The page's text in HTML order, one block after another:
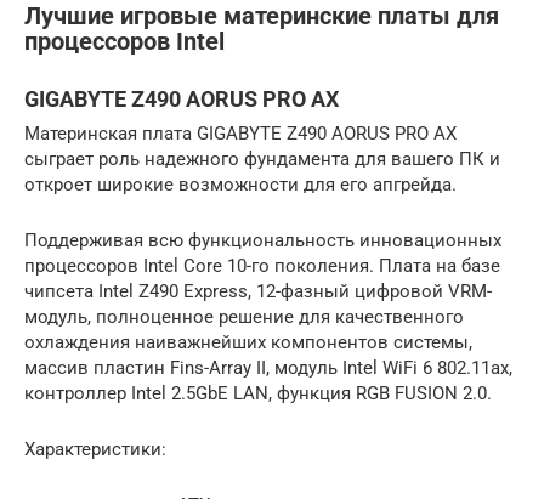
Лучшие игровые материнские платы для
процессоров Intel
GIGABYTE Z490 AORUS PRO AX
Материнская плата GIGABYTE Z490 AORUS PRO AX
сыграет роль надежного фундамента для вашего ПК и
откроет широкие возможности для его апгрейда.
Поддерживая всю функциональность инновационных
процессоров Intel Core 10-го поколения. Плата на базе
чипсета Intel Z490 Express, 12-фазный цифровой VRM-
модуль, полноценное решение для качественного
охлаждения наиважнейших компонентов системы,
массив пластин Fins-Array II, модуль Intel WiFi 6 802.11ax,
контроллер Intel 2.5GbE LAN, функция RGB FUSION 2.0.
Характеристики: